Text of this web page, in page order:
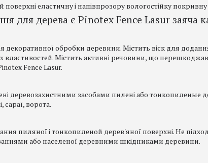
поверхні еластичну і напівпрозору вологостійку покривну
для дерева є Pinotex Fence Lasur заяча
декоративної обробки деревини. Містить віск для
властивостей. Містить активні речовини, що
Fence Lasur.
деревозахистними засобами пилені або тонкопиленые
сараї, ворота.
пиляної і тонкопиленой дерев'яної поверхні. Не
або населеної деревними шкідниками деревини.